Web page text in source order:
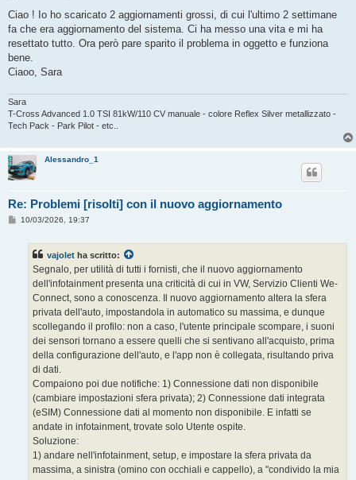
s
a
g
i
o
Ciao ! Io ho scaricato 2 aggiornamenti grossi, di cui l'ultimo 2 settimane
fa che era aggiornamento del sistema. Ci ha messo una vita e mi ha
resettato tutto. Ora però pare sparito il problema in oggetto e funziona
bene.
Ciaoo, Sara
Sara
T-Cross Advanced 1.0 TSI 81kW/110 CV manuale - colore Reflex Silver metallizzato -
Tech Pack - Park Pilot - etc..
Alessandro_1
Re: Problemi [risolti] con il nuovo aggiornamento
M10/03/2026, 19:37
vajolet ha scritto:
Segnalo, per utilità di tutti i fornisti, che il nuovo aggiornamento
dell'infotainment presenta una criticità di cui in VW, Servizio Clienti We-
Connect, sono a conoscenza. Il nuovo aggiornamento altera la sfera
privata dell'auto, impostandola in automatico su massima, e dunque
scollegando il profilo: non a caso, l'utente principale scompare, i suoni
dei sensori tornano a essere quelli che si sentivano all'acquisto, prima
della configurazione dell'auto, e l'app non è collegata, risultando priva
di dati.
Compaiono poi due notifiche: 1) Connessione dati non disponibile
(cambiare impostazioni sfera privata); 2) Connessione dati integrata
(eSIM) Connessione dati al momento non disponibile. E infatti se
andate in infotainment, trovate solo Utente ospite.
Soluzione:
1) andare nell'infotainment, setup, e impostare la sfera privata da
massima, a sinistra (omino con occhiali e cappello), a "condivido la mia